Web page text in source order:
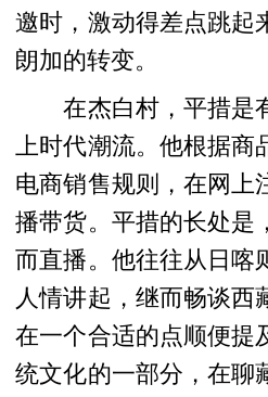
邀时，激动得差点跳起
朗加的转变。
在杰白村，平措是
上时代潮流。他根据商
电商销售规则，在网上
播带货。平措的长处是
而直播。他往往从日喀
人情讲起，继而畅谈西
在一个合适的点顺便提
统文化的一部分，在聊